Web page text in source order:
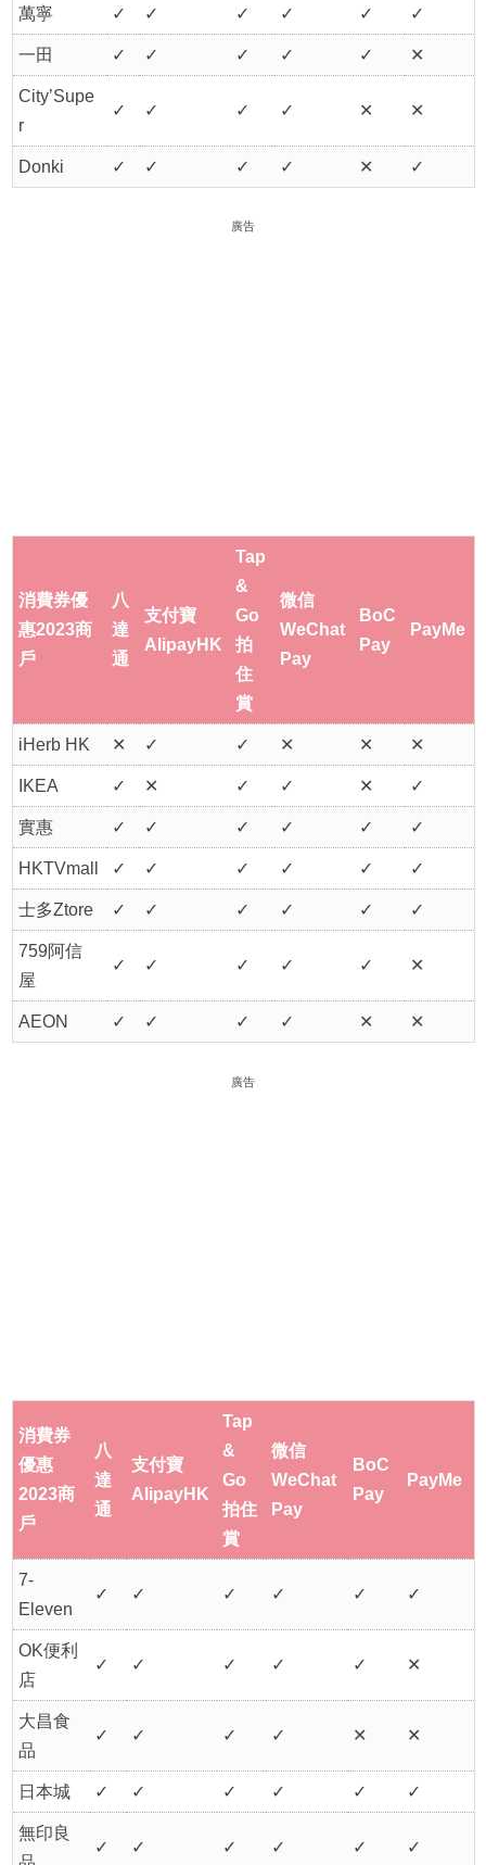
萬寧 ✓ ✓ ✓ ✓ ✓ ✓
一田 ✓ ✓ ✓ ✓ ✓ ✕
City’Supe
r
✓ ✓ ✓ ✓ ✕ ✕
Donki ✓ ✓ ✓ ✓ ✕ ✓
廣告
消費券優
惠2023商
戶
八
達
通
支付寶
AlipayHK
Tap
&
Go
拍
住
賞
微信
WeChat
Pay
BoC
Pay
PayMe
iHerb HK ✕ ✓ ✓ ✕ ✕ ✕
IKEA ✓ ✕ ✓ ✓ ✕ ✓
實惠 ✓ ✓ ✓ ✓ ✓ ✓
HKTVmall ✓ ✓ ✓ ✓ ✓ ✓
士多Ztore ✓ ✓ ✓ ✓ ✓ ✓
759阿信
屋
✓ ✓ ✓ ✓ ✓ ✕
AEON ✓ ✓ ✓ ✓ ✕ ✕
廣告
消費券
優惠
2023商
戶
八
達
通
支付寶
AlipayHK
Tap
&
Go
拍住
賞
微信
WeChat
Pay
BoC
Pay
PayMe
7-
Eleven
✓ ✓ ✓ ✓ ✓ ✓
OK便利
店
✓ ✓ ✓ ✓ ✓ ✕
大昌食
品
✓ ✓ ✓ ✓ ✕ ✕
日本城 ✓ ✓ ✓ ✓ ✓ ✓
無印良
✓ ✓ ✓ ✓ ✓ ✓